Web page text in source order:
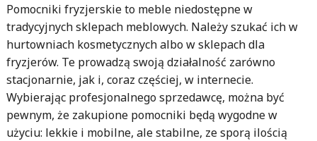
Pomocniki fryzjerskie to meble niedostępne w
tradycyjnych sklepach meblowych. Należy szukać ich w
hurtowniach kosmetycznych albo w sklepach dla
fryzjerów. Te prowadzą swoją działalność zarówno
stacjonarnie, jak i, coraz częściej, w internecie.
Wybierając profesjonalnego sprzedawcę, można być
pewnym, że zakupione pomocniki będą wygodne w
użyciu: lekkie i mobilne, ale stabilne, ze sporą ilością